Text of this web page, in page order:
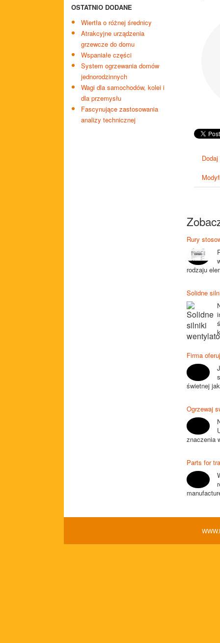
OSTATNIO DODANE
Wiertła o różnej średnicy
Atrakcyjne urządzenia
grzewcze do domu
Wspaniałe części
System ogrzewania domów
jednorodzinnych
Wagi dla samochodów, kolei i
dla przemysłu
Fascynujące zastosowania
analizy technicznej
Rury
rodzaju
Solidne
Firma
świetnej
Ogrzewaj
znaczenia
Parts for